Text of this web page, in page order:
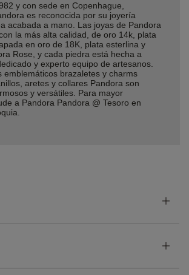
y con sede en Copenhague,
es reconocida por su joyería
acabada a mano. Las joyas de Pandora
la más alta calidad, de oro 14k, plata
en oro de 18K, plata esterlina y
Rose, y cada piedra está hecha a
y experto equipo de artesanos.
emblemáticos brazaletes y charms
aretes y collares Pandora son
y versátiles. Para mayor
a Pandora Pandora @ Tesoro en